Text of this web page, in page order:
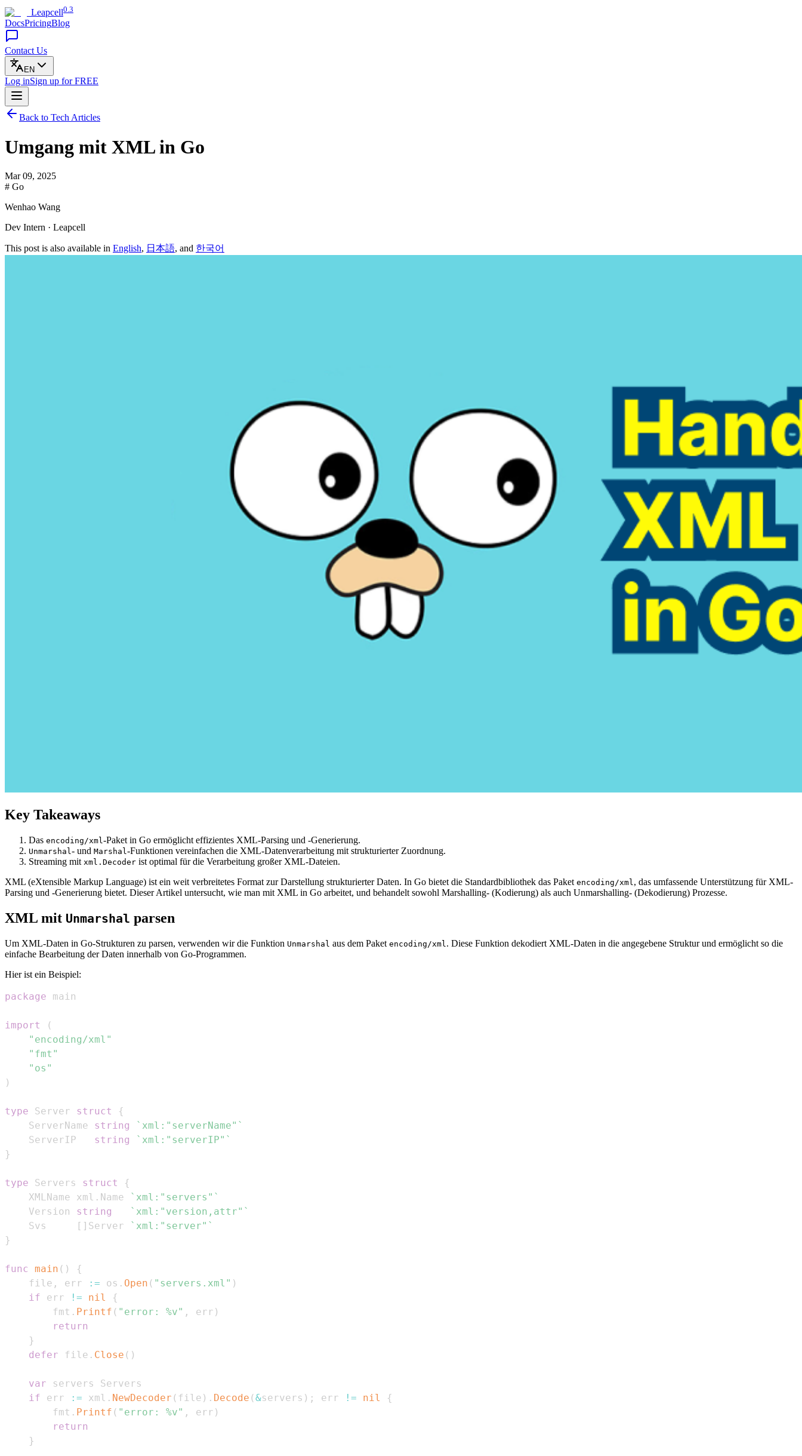
Leapcell0.3
DocsPricingBlog
Contact Us
EN
Log inSign up for FREE
Back to Tech Articles
Umgang mit XML in Go
Mar 09, 2025
# Go
Wenhao Wang
Dev Intern · Leapcell
This post is also available in English, 日本語, and 한국어
Key Takeaways
Das encoding/xml-Paket in Go ermöglicht effizientes XML-Parsing und -Generierung.
Unmarshal- und Marshal-Funktionen vereinfachen die XML-Datenverarbeitung mit strukturierter Zuordnung.
Streaming mit xml.Decoder ist optimal für die Verarbeitung großer XML-Dateien.
XML (eXtensible Markup Language) ist ein weit verbreitetes Format zur Darstellung strukturierter Daten. In Go bietet die Standardbibliothek das Paket encoding/xml, das umfassende Unterstützung für XML-
Parsing und -Generierung bietet. Dieser Artikel untersucht, wie man mit XML in Go arbeitet, und behandelt sowohl Marshalling- (Kodierung) als auch Unmarshalling- (Dekodierung) Prozesse.
XML mit Unmarshal parsen
Um XML-Daten in Go-Strukturen zu parsen, verwenden wir die Funktion Unmarshal aus dem Paket encoding/xml . Diese Funktion dekodiert XML-Daten in die angegebene Struktur und ermöglicht so die
einfache Bearbeitung der Daten innerhalb von Go-Programmen.
Hier ist ein Beispiel:
package
import
(
"encoding/xml"
"fmt"
"os"
)
type Server struct
{
    ServerName
string
`xml:"serverName"`
    ServerIP
string
`xml:"serverIP"`
}
type Servers struct
{
    XMLName xml
. Name
`xml:"servers"`
    Version
string
`xml:"version,attr"`
    Svs
[ ] Server
`xml:"server"`
}
func main ( )
{
    file
, err := os . Open ( "servers.xml" )
if err != nil
{
        fmt
. Printf ( "error: %v" , err )
return
}
defer file . Close ( )
var
if err := xml . NewDecoder ( file ) . Decode (&servers ) ; err != nil
{
        fmt
. Printf ( "error: %v" , err )
return
}